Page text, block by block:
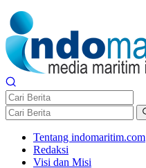
Tentang indomaritim.com
Redaksi
Visi dan Misi